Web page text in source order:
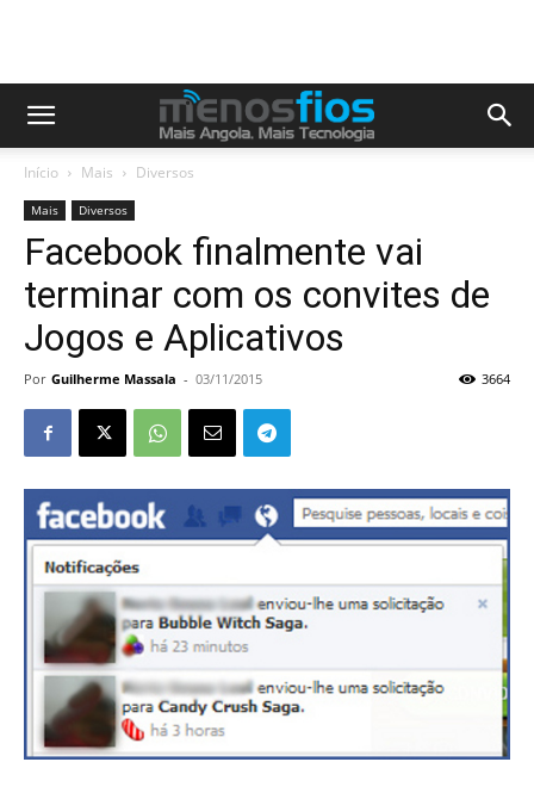
Início Mais Diversos
Mais Diversos
Facebook finalmente vai
terminar com os convites de
Jogos e Aplicativos
Por Guilherme Massala - 03/11/2015 3664